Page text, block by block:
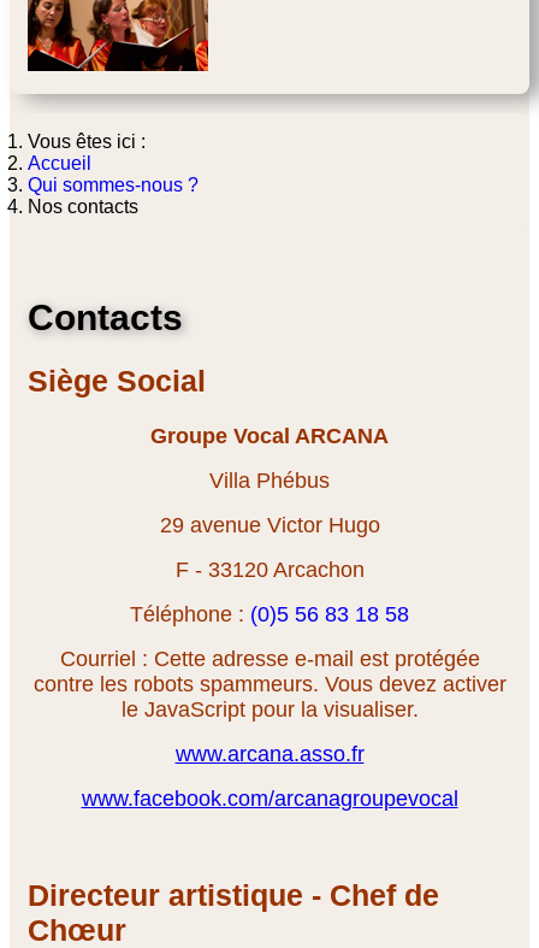
Vous êtes ici :
Accueil
Qui sommes-nous ?
Nos contacts
Contacts
Siège Social
Groupe Vocal ARCANA
Villa Phébus
29 avenue Victor Hugo
F - 33120 Arcachon
Téléphone : (0)5 56 83 18 58
Courriel : Cette adresse e-mail est protégée
contre les robots spammeurs. Vous devez activer
le JavaScript pour la visualiser.
www.arcana.asso.fr
www.facebook.com/arcanagroupevocal
Directeur artistique - Chef de
Chœur